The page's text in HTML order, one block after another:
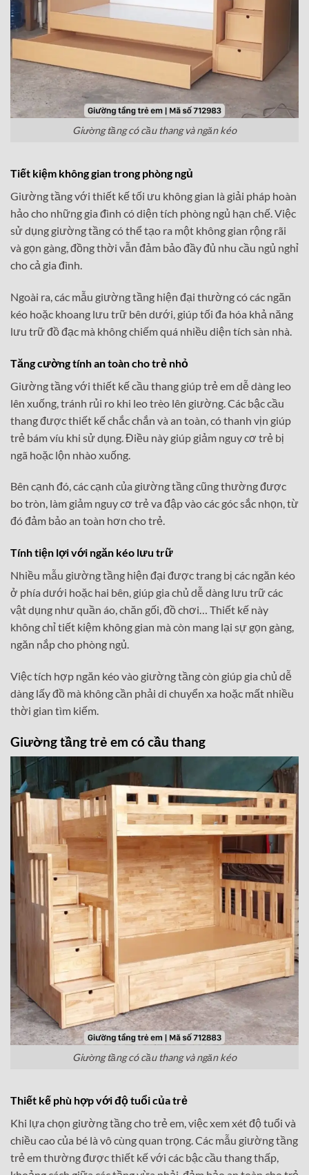
Giường tầng có cầu thang và ngăn kéo
Tiết kiệm không gian trong phòng ngủ
Giường tầng với thiết kế tối ưu không gian là giải pháp hoàn
hảo cho những gia đình có diện tích phòng ngủ hạn chế. Việc
sử dụng giường tầng có thể tạo ra một không gian rộng rãi
và gọn gàng, đồng thời vẫn đảm bảo đầy đủ nhu cầu ngủ nghỉ
cho cả gia đình.
Ngoài ra, các mẫu giường tầng hiện đại thường có các ngăn
kéo hoặc khoang lưu trữ bên dưới, giúp tối đa hóa khả năng
lưu trữ đồ đạc mà không chiếm quá nhiều diện tích sàn nhà.
Tăng cường tính an toàn cho trẻ nhỏ
Giường tầng với thiết kế cầu thang giúp trẻ em dễ dàng leo
lên xuống, tránh rủi ro khi leo trèo lên giường. Các bậc cầu
thang được thiết kế chắc chắn và an toàn, có thanh vịn giúp
trẻ bám víu khi sử dụng. Điều này giúp giảm nguy cơ trẻ bị
ngã hoặc lộn nhào xuống.
Bên cạnh đó, các cạnh của giường tầng cũng thường được
bo tròn, làm giảm nguy cơ trẻ va đập vào các góc sắc nhọn, từ
đó đảm bảo an toàn hơn cho trẻ.
Tính tiện lợi với ngăn kéo lưu trữ
Nhiều mẫu giường tầng hiện đại được trang bị các ngăn kéo
ở phía dưới hoặc hai bên, giúp gia chủ dễ dàng lưu trữ các
vật dụng như quần áo, chăn gối, đồ chơi… Thiết kế này
không chỉ tiết kiệm không gian mà còn mang lại sự gọn gàng,
ngăn nắp cho phòng ngủ.
Việc tích hợp ngăn kéo vào giường tầng còn giúp gia chủ dễ
dàng lấy đồ mà không cần phải di chuyển xa hoặc mất nhiều
thời gian tìm kiếm.
Giường tầng trẻ em có cầu thang
Giường tầng có cầu thang và ngăn kéo
Thiết kế phù hợp với độ tuổi của trẻ
Khi lựa chọn giường tầng cho trẻ em, việc xem xét độ tuổi và
chiều cao của bé là vô cùng quan trọng. Các mẫu giường tầng
trẻ em thường được thiết kế với các bậc cầu thang thấp,